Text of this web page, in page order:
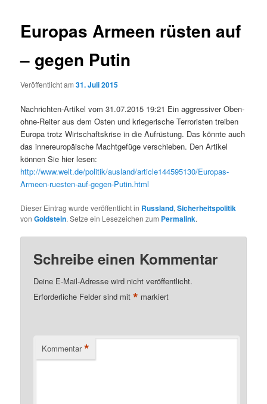
Europas Armeen rüsten auf
– gegen Putin
Veröffentlicht am31. Juli 2015
Nachrichten-Artikel vom 31.07.2015 19:21 Ein aggressiver Oben-
ohne-Reiter aus dem Osten und kriegerische Terroristen treiben
Europa trotz Wirtschaftskrise in die Aufrüstung. Das könnte auch
das innereuropäische Machtgefüge verschieben. Den Artikel
können Sie hier lesen:
http://www.welt.de/politik/ausland/article144595130/Europas-
Armeen-ruesten-auf-gegen-Putin.html
Dieser Eintrag wurde veröffentlicht in Russland,Sicherheitspolitik
vonGoldstein. Setze ein Lesezeichen zum Permalink.
Schreibe einen Kommentar
Deine E-Mail-Adresse wird nicht veröffentlicht.
Erforderliche Felder sind mit* markiert
Kommentar *